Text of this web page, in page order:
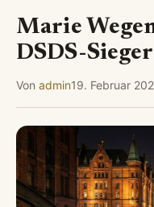
Marie
DSDS-
Von admin19. Februar